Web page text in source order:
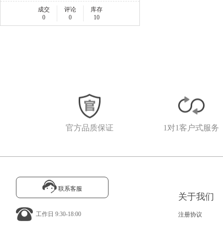
成交
0
评论
0
库存
10
官方品质保证 1对1客户式服务
联系客服
工作日 9:30-18:00
关于我们
注册协议